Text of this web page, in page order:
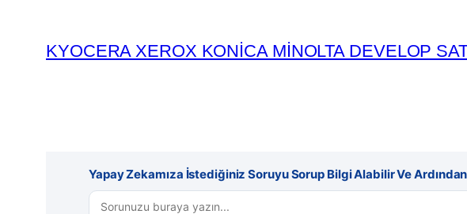
KYOCERA XEROX KONİCA MİNOLTA DEVELOP
Yapay Zekamıza İstediğiniz Soruyu Sorup Bilgi Alabilir Ve